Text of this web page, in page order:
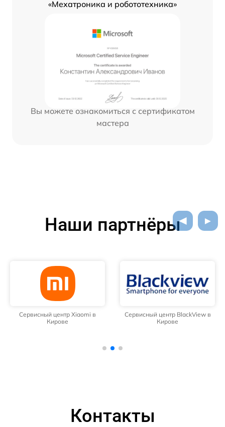
«Мехатроника и робототехника»
Вы можете ознакомиться с сертификатом
мастера
Наши партнёры
Сервисный центр Xiaomi в
Кирове
Сервисный центр BlackView в
Кирове
Контакты